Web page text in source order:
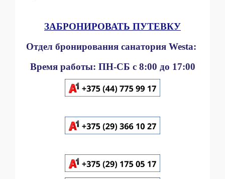
ЗАБРОНИРОВАТЬ ПУТЕВКУ
Отдел бронирования санатория Westa:
Время работы: ПН-СБ с 8:00 до 17:00